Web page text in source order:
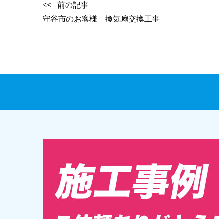
<< 前の記事
守谷市のお客様 換気扇交換工事